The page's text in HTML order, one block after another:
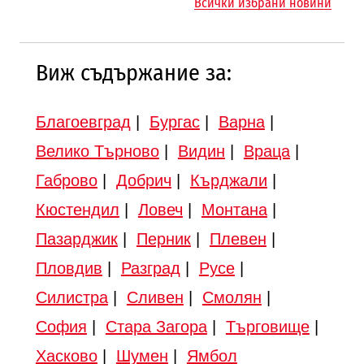
Виж съдържание за:
Благоевград Бургас| Варна|
Велико Търново| Видин Враца|
Габрово| Добрич Кърджали
Кюстендил
Ловеч Монтана|
Пазарджик| Перник| Плевен
Пловдив
Разград Русе|
Силистра| Сливен Смолян
София
Стара Загора| Търговище|
Хасково| Шумен Ямбол